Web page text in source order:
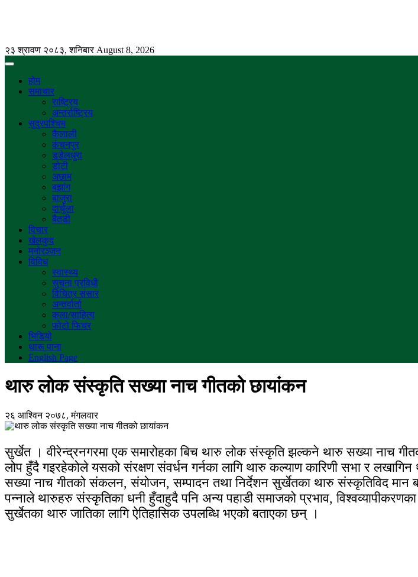
२३ श्रावण २०८३, शनिबार August 8, 2026
होम
समाचार
राष्ट्रिय
अन्तर्राष्ट्रिय
सुदुरपश्चिम
कैलाली
कंचनपुर
डडेलधुरा
डोटी
अछाम
बझांग
बाजुरा
दार्चुला
बैतडी
विचार
खेलकुद
मनोरञ्जन
विविध
स्वास्थ्य
सुचना प्रविधी
विचित्र संसार
अन्तर्वार्ता
कला/साहित्य
फोटो फिचर
भिडियो
थारू पाना
English Page
थारु लोक संस्कृति सख्या नाच गीतको छायांकन
२६ आश्विन २०७८, मंगलवार
सुर्खेत । वीरेन्द्रनगरमा एक समारोहका बिच थारु लोक संस्कृति झल्कने थारु सख्या नाच
लोप हुँदै गइरहेकोले यसको संरक्षण संवर्धन गर्नका लागि थारु कल्याण कारिणी सभा र लखागिन
सख्या नाच गीतको संकलन, संयोजन, सम्पादन तथा निर्देशन सुर्खेतका थारु संस्कृतिविद मान
पन्नाले थारुहरु संस्कृतिका धनी हुँदाहुदै पनि अन्य पहाडी समाजको प्रभाव,
सुर्खेतका थारु जातिका लागि ऐतिहासिक उपलब्धि भएको बताएका छन् ।